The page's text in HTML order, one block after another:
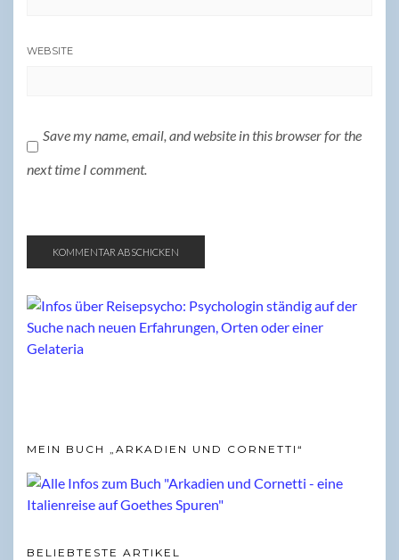
WEBSITE
Save my name, email, and website in this browser for the
next time I comment.
MEIN BUCH „ARKADIEN UND CORNETTI“
BELIEBTESTE ARTIKEL